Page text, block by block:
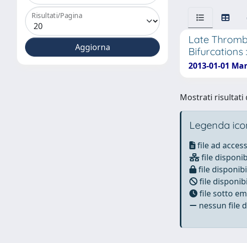
Risultati/Pagina
Late
Bifurcations
2013-01-01
Mostrati risultati
Legenda
file ad
file
file
file
file sotto
nessun file